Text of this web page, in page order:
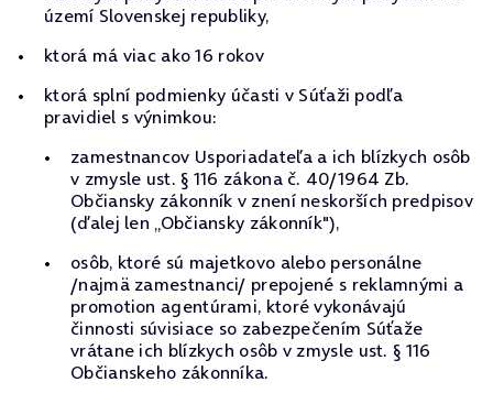
území Slovenskej republiky,
ktorá má viac ako 16 rokov
ktorá splní podmienky účasti v Súťaži podľa
pravidiel s výnimkou:
zamestnancov Usporiadateľa a ich blízkych osôb
v zmysle ust. § 116 zákona č. 40/1964 Zb.
Občiansky zákonník v znení neskorších predpisov
(ďalej len „Občiansky zákonník"),
osôb, ktoré sú majetkovo alebo personálne
/najmä zamestnanci/ prepojené s reklamnými a
promotion agentúrami, ktoré vykonávajú
činnosti súvisiace so zabezpečením Súťaže
vrátane ich blízkych osôb v zmysle ust. § 116
Občianskeho zákonníka.